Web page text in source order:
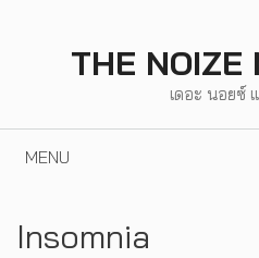
THE NOIZE
เดอะ นอยซ์
MENU
Insomnia